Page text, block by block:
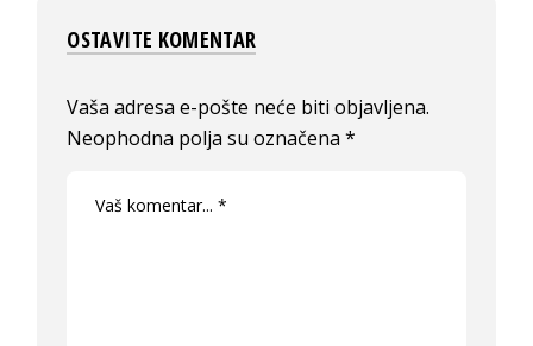
OSTAVITE KOMENTAR
Vaša adresa e-pošte neće biti objavljena.
Neophodna polja su označena*